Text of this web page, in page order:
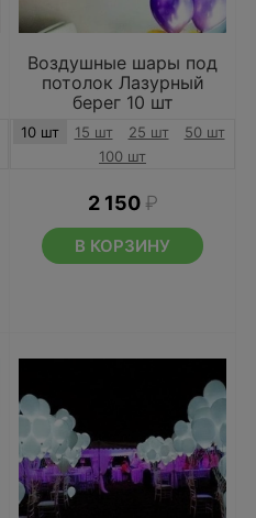
Воздушные шары под
потолок Лазурный
берег 10 шт
10 шт 15 шт 25 шт
50 шт
100 шт
2 150 ₽
В КОРЗИНУ